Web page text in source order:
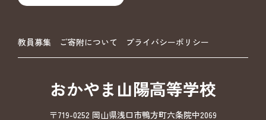
教員募集 ご寄附について プライバシーポリシー
おかやま山陽高等学校
〒719-0252 岡山県浅口市鴨方町六条院中2069